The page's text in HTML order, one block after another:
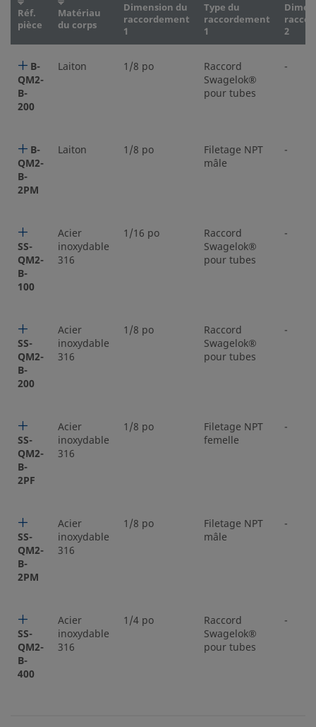
Réf.
pièce
Matériau
du corps
Dimension du
raccordement
1
Type du
raccordement
1
2
B-
QM2-
B-
200
Laiton 1/8 po
Raccord
Swagelok®
pour tubes
-
B-
QM2-
B-
2PM
Laiton 1/8 po
Filetage NPT
mâle
-
SS-
QM2-
B-
100
Acier
inoxydable
316
1/16 po
Raccord
Swagelok®
pour tubes
-
SS-
QM2-
B-
200
Acier
inoxydable
316
1/8 po
Raccord
Swagelok®
pour tubes
-
SS-
QM2-
B-
2PF
Acier
inoxydable
316
1/8 po
Filetage NPT
femelle
-
SS-
QM2-
B-
2PM
Acier
inoxydable
316
1/8 po
Filetage NPT
mâle
-
SS-
QM2-
B-
400
Acier
inoxydable
316
1/4 po
Raccord
Swagelok®
pour tubes
-